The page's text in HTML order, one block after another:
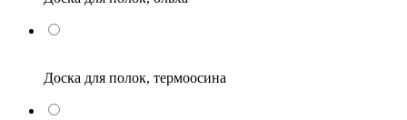
Доска для полок, термоосина